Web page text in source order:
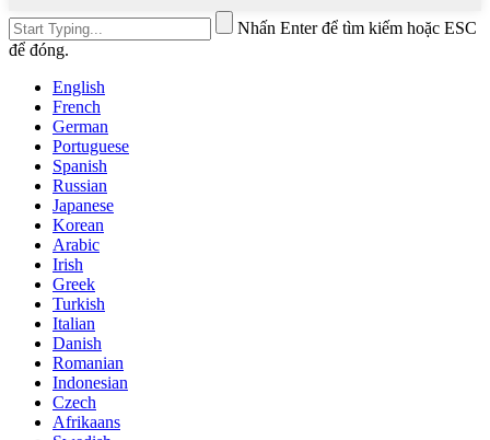
Nhấn Enter để tìm kiếm hoặc ESC
để đóng.
English
French
German
Portuguese
Spanish
Russian
Japanese
Korean
Arabic
Irish
Greek
Turkish
Italian
Danish
Romanian
Indonesian
Czech
Afrikaans